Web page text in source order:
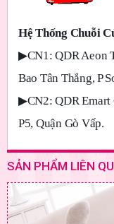
Hệ Thống Chuỗi
▶CN1: QDR Aeon
Bao Tân Thắng, P
▶CN2: QDR Emart
P5, Quận Gò Vấp.
SẢN PHẨM LIÊN